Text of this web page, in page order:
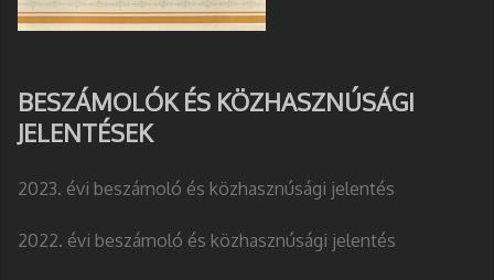
BESZÁMOLÓK ÉS KÖZHASZNÚSÁGI
JELENTÉSEK
2023. évi beszámoló és közhasznúsági jelentés
2022. évi beszámoló és közhasznúsági jelentés